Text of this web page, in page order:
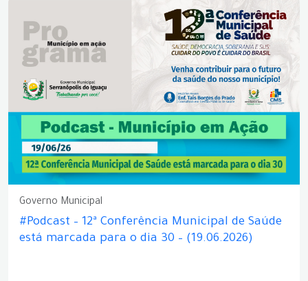
Governo Municipal
#Podcast – 12ª Conferência Municipal de Saúde
está marcada para o dia 30 – (19.06.2026)